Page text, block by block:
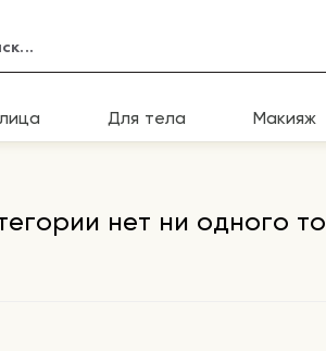
Для тела Макияж
нет ни одного